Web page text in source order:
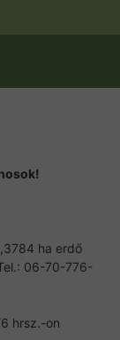
ha erdő
06-70-776-
hrsz.-on